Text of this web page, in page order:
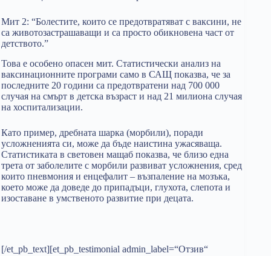
Мит 2: “Болестите, които се предотвратяват с ваксини, не
са животозастрашаващи и са просто обикновена част от
детството.”
Това е особено опасен мит. Статистически анализ на
ваксинационните програми само в САЩ показва, че за
последните 20 години са предотвратени над 700 000
случая на смърт в детска възраст и над 21 милиона случая
на хоспитализации.
Като пример, дребната шарка (морбили), поради
усложненията си, може да бъде наистина ужасяваща.
Статистиката в световен мащаб показва, че близо една
трета от заболелите с морбили развиват усложнения, сред
които пневмония и енцефалит – възпаление на мозъка,
което може да доведе до припадъци, глухота, слепота и
изоставане в умственото развитие при децата.
[/et_pb_text][et_pb_testimonial admin_label=“Отзив“